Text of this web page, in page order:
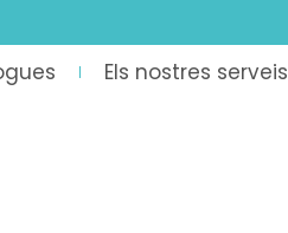
Els nostres serveis